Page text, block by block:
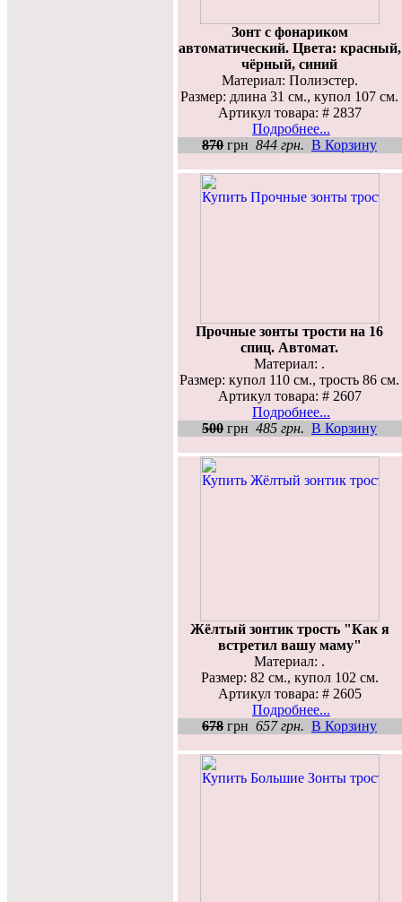
Зонт с фонариком
автоматический. Цвета: красный,
чёрный, синий
Материал: Полиэстер.
Размер: длина 31 см., купол 107 см.
Артикул товара: # 2837
Подробнее...
870 грн 844 грн. В Корзину
Прочные зонты трости на 16
спиц. Автомат.
Материал: .
Размер: купол 110 см., трость 86 см.
Артикул товара: # 2607
Подробнее...
500 грн 485 грн. В Корзину
Жёлтый зонтик трость "Как я
встретил вашу маму"
Материал: .
Размер: 82 см., купол 102 см.
Артикул товара: # 2605
Подробнее...
678 грн 657 грн. В Корзину